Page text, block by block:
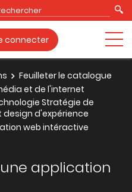
connecter
Feuilleter le catalogue
et de l'internet
Stratégie de
d'expérience
web intéractive
application